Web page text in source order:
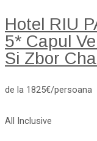
Hotel RIU
5* Capul
Si Zbor
de la 1825€/persoana
All Inclusive